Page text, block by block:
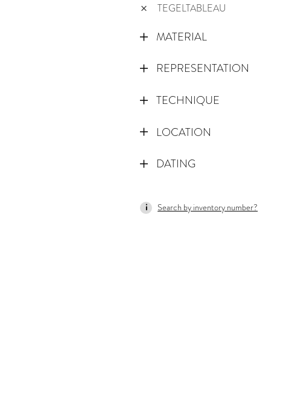
TEGELTABLEAU
MATERIAL
REPRESENTATION
TECHNIQUE
LOCATION
DATING
Search by inventory number?